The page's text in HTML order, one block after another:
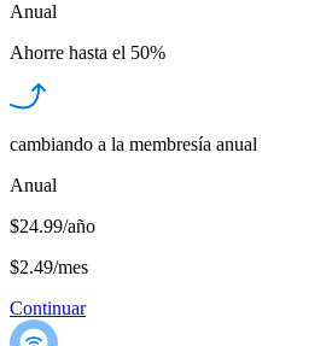
Anual
Ahorre hasta el 50%
cambiando a la membresía anual
Anual
$24.99/año
$2.49/mes
Continuar